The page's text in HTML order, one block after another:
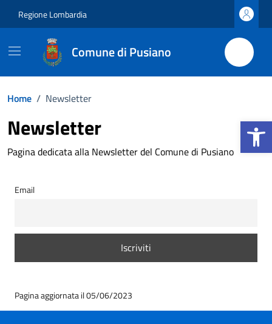
Regione Lombardia
Comune di Pusiano
Home / Newsletter
Newsletter
Pagina dedicata alla Newsletter del Comune di Pusiano
Email
Pagina aggiornata il 05/06/2023
Apri la